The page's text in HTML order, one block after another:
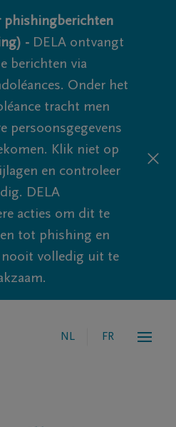
phishingberichten
- DELA ontvangt
berichten via
Onder het
tracht men
persoonsgegevens
Klik niet op
en controleer
DELA
acties om dit te
tot phishing en
nooit volledig uit te
NL FR